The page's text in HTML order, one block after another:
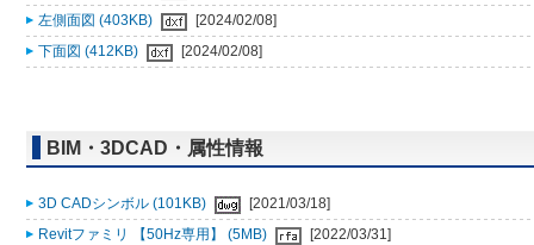
左側面図 (403KB)
[2024/02/08]
下面図 (412KB)
[2024/02/08]
BIM・3DCAD・属性情報
3D CADシンボル (101KB)
[2021/03/18]
Revitファミリ 【50Hz専用】 (5MB)
[2022/03/31]